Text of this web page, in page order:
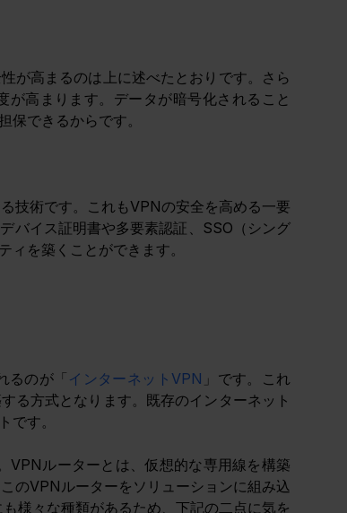
が高まるのは上に述べたとおりです。さら
高まります。データが暗号化されること
保できるからです。
技術です。これもVPNの安全を高める一要
バイス証明書や多要素認証、SSO（シング
を築くことができます。
るのが「インターネットVPN 」です。これ
る方式となります。既存のインターネット
です。
VPNルーターとは、仮想的な専用線を構築
のVPNルーターをソリューションに組み込
様々な種類があるため、下記の二点に気を